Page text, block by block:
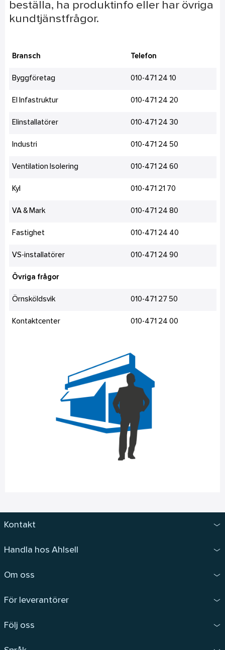
beställa, ha produktinfo eller har övriga
kundtjänstfrågor.
Bransch Telefon
Byggföretag 010-471 24 10
El Infastruktur 010-471 24 20
Elinstallatörer 010-471 24 30
Industri 010-471 24 50
Ventilation Isolering 010-471 24 60
Kyl 010-471 21 70
VA & Mark 010-471 24 80
Fastighet 010-471 24 40
VS-installatörer 010-471 24 90
Övriga frågor
Örnsköldsvik 010-471 27 50
Kontaktcenter 010-471 24 00
Kontakt
Handla hos Ahlsell
Om oss
För leverantörer
Följ oss